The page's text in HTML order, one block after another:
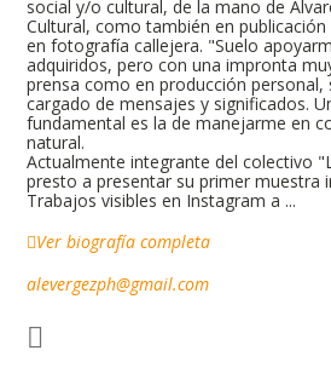
social y/o cultural, de la mano de
Cultural, como también en
en fotografía callejera. "Suelo
adquiridos, pero con una impronta
prensa como en producción
cargado de mensajes y significados.
fundamental es la de manejarme en
natural.
Actualmente integrante del colectivo
presto a presentar su primer muestra
Trabajos visibles en Instagram a ...
Ver biografía completa
alevergezph@gmail.com